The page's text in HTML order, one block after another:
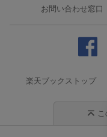
お問い合わせ窓口
楽天ブックストップ